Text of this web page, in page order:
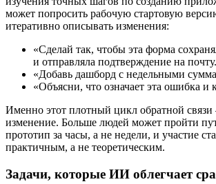
может попросить рабочую стартовую
итеративно описывать изменения:
«Сделай так, чтобы эта форма
и отправляла подтверждение на
«Добавь дашборд с недельными
«Объясни, что означает эта ошибка и
Именно этот плотный цикл обратной
изменение. Больше людей может пройти
прототип за часы, а не недели, и участие
практичным, а не теоретическим.
Задачи, которые ИИ облегчает